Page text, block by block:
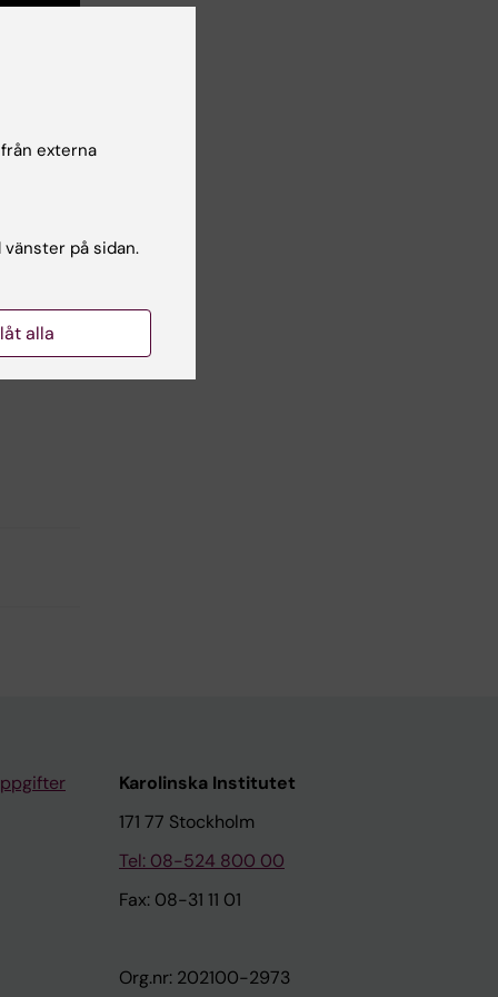
Yes
Karolinska Institutet
171 77 Stockholm
Tel: 08-524 800 00
Fax: 08-31 11 01
Org.nr: 202100-2973
externa
på sidan.
alla